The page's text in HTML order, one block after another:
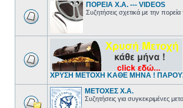
ΠΟΡΕΙΑ Χ.Α. --- VIDEOS
Συζητήσεις σχετικά με την πορεία
ΧΡΥΣΗ ΜΕΤΟΧΗ ΚΑΘΕ ΜΗΝΑ !
ΜΕΤΟΧΕΣ Χ.Α.
Συζητήσεις για συγκεκριμένες